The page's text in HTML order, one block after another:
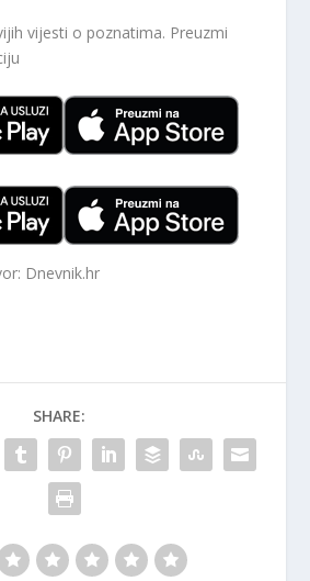
vijesti o poznatima. Preuzmi
Dnevnik.hr
SHARE: